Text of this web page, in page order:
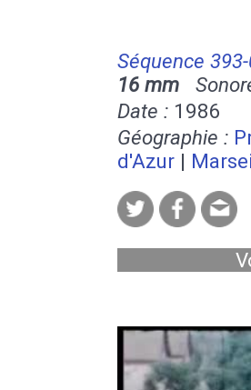
Séquence
16 mm
Date : 1986
Géographie :
d'Azur |